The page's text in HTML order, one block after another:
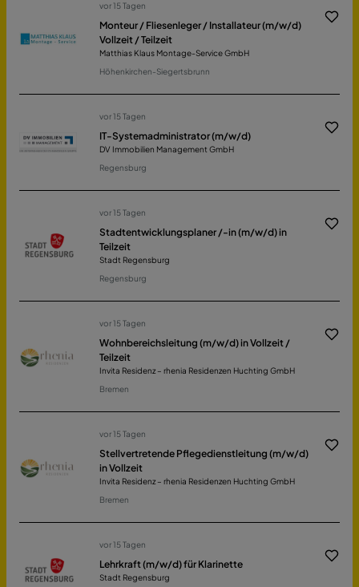
vor 15 Tagen
Monteur / Fliesenleger / Installateur (m/w/d)
Vollzeit / Teilzeit
Matthias Klaus Montage-Service GmbH
Höhenkirchen-Siegertsbrunn
vor 15 Tagen
IT-Systemadministrator (m/w/d)
DV Immobilien Management GmbH
Regensburg
vor 15 Tagen
Stadtentwicklungsplaner /-in (m/w/d) in
Teilzeit
Stadt Regensburg
Regensburg
vor 15 Tagen
Wohnbereichsleitung (m/w/d) in Vollzeit /
Teilzeit
Invita Residenz – rhenia Residenzen Huchting GmbH
Bremen
vor 15 Tagen
Stellvertretende Pflegedienstleitung (m/w/d)
in Vollzeit
Invita Residenz – rhenia Residenzen Huchting GmbH
Bremen
vor 15 Tagen
Lehrkraft (m/w/d) für Klarinette
Stadt Regensburg